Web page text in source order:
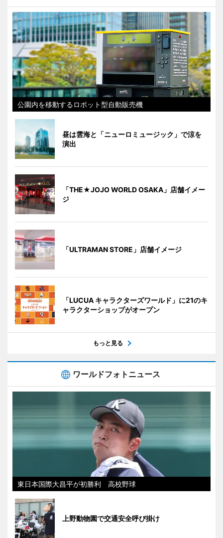
公園内を移動するロボット型自動販売機
昼は雲海と「ニューロミュージック」で涼を
演出
「THE★JOJO WORLD OSAKA」店舗イメー
ジ
「ULTRAMAN STORE」店舗イメージ
「LUCUA キャラクターズワールド」に21のキ
ャラクターショップがオープン
もっと見る
ワールドフォトニュース
東日本国際大昌平が初勝利 高校野球
上野動物園で交通安全呼び掛け